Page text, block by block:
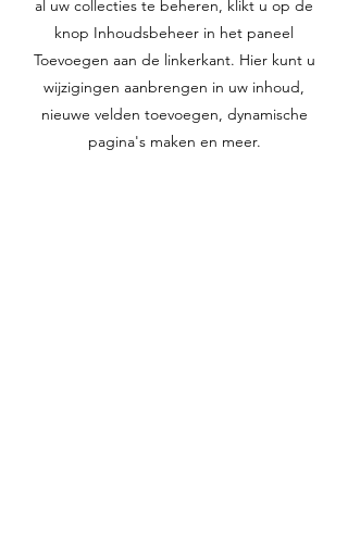
al uw collecties te beheren, klikt u op de
knop Inhoudsbeheer in het paneel
Toevoegen aan de linkerkant. Hier kunt u
wijzigingen aanbrengen in uw inhoud,
nieuwe velden toevoegen, dynamische
pagina's maken en meer.